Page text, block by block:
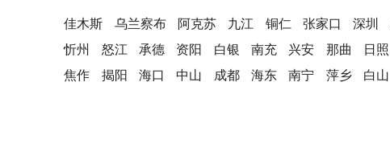
佳木斯 乌兰察布 阿克苏 九江 铜仁 张家口 深圳
忻州
怒江 承德 资阳 白银 南充 兴安 那曲 日照
焦作
揭阳 海口 中山 成都 海东 南宁 萍乡 白山